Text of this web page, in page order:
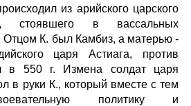
из арийского царского
стоявшего в вассальных
К. был Камбиз, а матерью -
царя Астиага, против
в 550 г. Измена солдат царя
в руки К., который вместе с тем
политику и